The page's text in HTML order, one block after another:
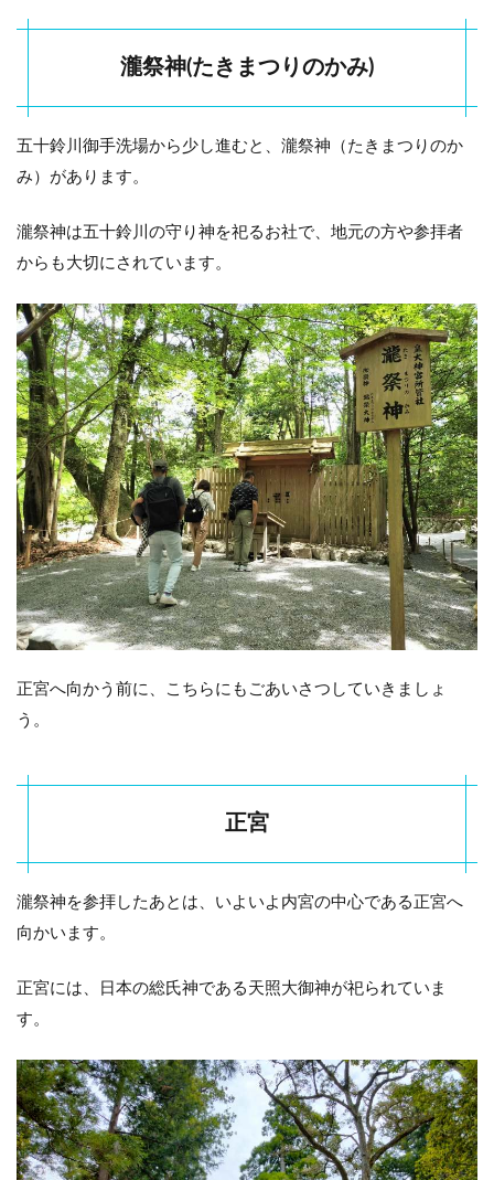
瀧祭神(たきまつりのかみ)
五十鈴川御手洗場から少し進むと、瀧祭神（たきまつりのか
み）があります。
瀧祭神は五十鈴川の守り神を祀るお社で、地元の方や参拝者
からも大切にされています。
正宮へ向かう前に、こちらにもごあいさつしていきましょ
う。
正宮
瀧祭神を参拝したあとは、いよいよ内宮の中心である正宮へ
向かいます。
正宮には、日本の総氏神である天照大御神が祀られていま
す。